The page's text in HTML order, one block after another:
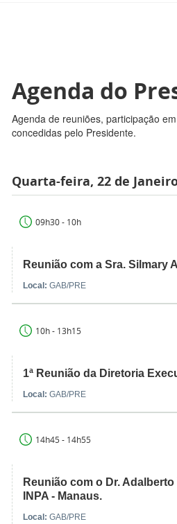
Agenda do
Agenda de reuniões, participação
concedidas pelo Presidente.
Quarta-feira, 22 de
09h30 - 10h
Reunião com a Sra. Silmary
Local: GAB/PRE
10h - 13h15
1ª Reunião da Diretoria
Local: GAB/PRE
14h45 - 14h55
Reunião com o Dr.
INPA - Manaus.
Local: GAB/PRE